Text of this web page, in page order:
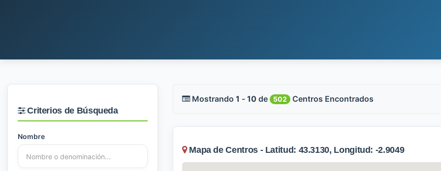
Criterios de Búsqueda
Nombre
Mostrando 1 - 10 de 502 Centros Encontrados
Mapa de Centros - Latitud: 43.3130, Longitud: -2.9049